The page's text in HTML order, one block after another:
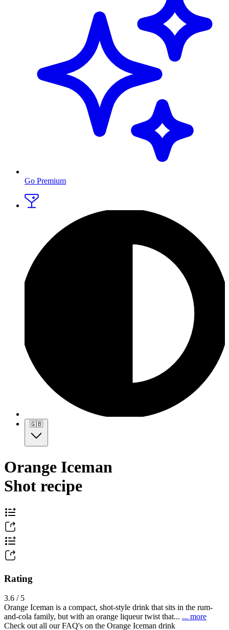
Go Premium
🇬🇧
Orange Iceman
Shot recipe
Rating
3.6 / 5
Orange Iceman is a compact, shot-style drink that sits in the rum-
and-cola family, but with an orange liqueur twist that... ... more
Check out all our FAQ's on the Orange Iceman drink